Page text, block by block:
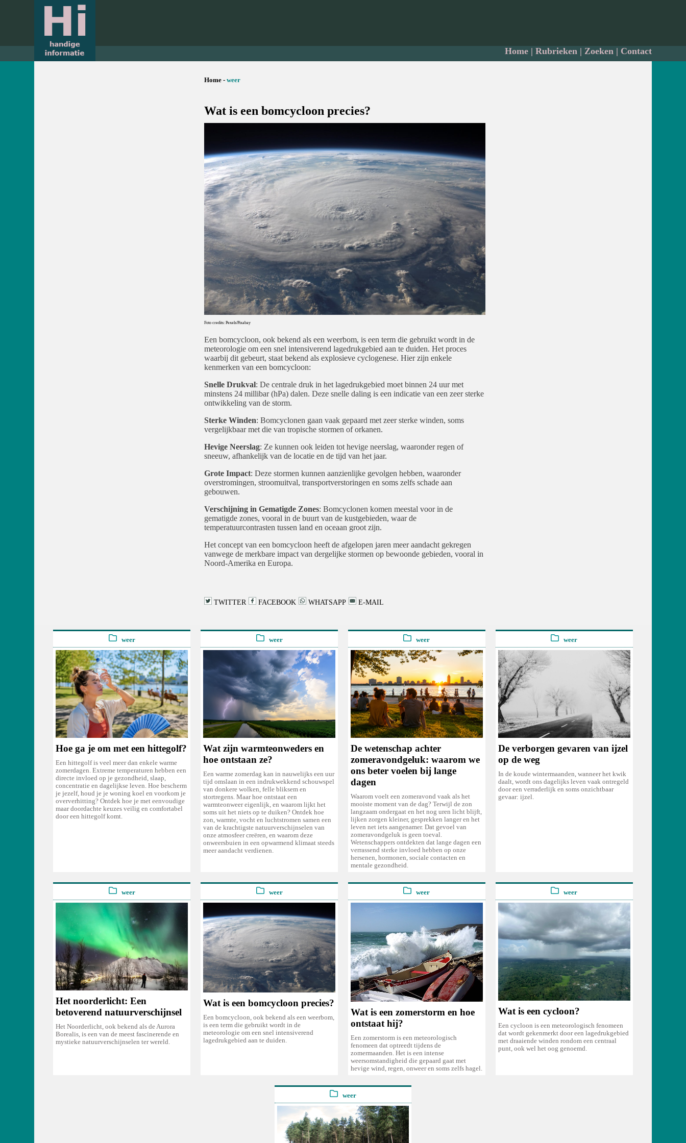
Home| Rubrieken| Zoeken| Contact
Home - weer
Wat is een bomcycloon precies?
Foto credits: Pexels/Pixabay
Een bomcycloon, ook bekend als een weerbom, is een term die gebruikt wordt in de
meteorologie om een snel intensiverend lagedrukgebied aan te duiden. Het proces
waarbij dit gebeurt, staat bekend als explosieve cyclogenese. Hier zijn enkele
kenmerken van een bomcycloon:
Snelle Drukval: De centrale druk in het lagedrukgebied moet binnen 24 uur met
minstens 24 millibar (hPa) dalen. Deze snelle daling is een indicatie van een zeer sterke
ontwikkeling van de storm.
Sterke Winden: Bomcyclonen gaan vaak gepaard met zeer sterke winden, soms
vergelijkbaar met die van tropische stormen of orkanen.
Hevige Neerslag: Ze kunnen ook leiden tot hevige neerslag, waaronder regen of
sneeuw, afhankelijk van de locatie en de tijd van het jaar.
Grote Impact: Deze stormen kunnen aanzienlijke gevolgen hebben, waaronder
overstromingen, stroomuitval, transportverstoringen en soms zelfs schade aan
gebouwen.
Verschijning in Gematigde Zones: Bomcyclonen komen meestal voor in de
gematigde zones, vooral in de buurt van de kustgebieden, waar de
temperatuurcontrasten tussen land en oceaan groot zijn.
Het concept van een bomcycloon heeft de afgelopen jaren meer aandacht gekregen
vanwege de merkbare impact van dergelijke stormen op bewoonde gebieden, vooral in
Noord-Amerika en Europa.
TWITTER FACEBOOK WHATSAPP E-MAIL
weer
Hoe ga je om met een hittegolf?
Een hittegolf is veel meer dan enkele warme
zomerdagen. Extreme temperaturen hebben een
directe invloed op je gezondheid, slaap,
concentratie en dagelijkse leven. Hoe bescherm
je jezelf, houd je je woning koel en voorkom je
oververhitting? Ontdek hoe je met eenvoudige
maar doordachte keuzes veilig en comfortabel
door een hittegolf komt.
weer
Wat zijn warmteonweders en
hoe ontstaan ze?
Een warme zomerdag kan in nauwelijks een uur
tijd omslaan in een indrukwekkend schouwspel
van donkere wolken, felle bliksem en
stortregens. Maar hoe ontstaat een
warmteonweer eigenlijk, en waarom lijkt het
soms uit het niets op te duiken? Ontdek hoe
zon, warmte, vocht en luchtstromen samen een
van de krachtigste natuurverschijnselen van
onze atmosfeer creëren, en waarom deze
onweersbuien in een opwarmend klimaat steeds
meer aandacht verdienen.
weer
De wetenschap achter
zomeravondgeluk: waarom we
ons beter voelen bij lange
dagen
Waarom voelt een zomeravond vaak als het
mooiste moment van de dag? Terwijl de zon
langzaam ondergaat en het nog uren licht blijft,
lijken zorgen kleiner, gesprekken langer en het
leven net iets aangenamer. Dat gevoel van
zomeravondgeluk is geen toeval.
Wetenschappers ontdekten dat lange dagen een
verrassend sterke invloed hebben op onze
hersenen, hormonen, sociale contacten en
mentale gezondheid.
weer
De verborgen gevaren van ijzel
op de weg
In de koude wintermaanden, wanneer het kwik
daalt, wordt ons dagelijks leven vaak ontregeld
door een verraderlijk en soms onzichtbaar
gevaar: ijzel.
weer
Het noorderlicht: Een
betoverend natuurverschijnsel
Het Noorderlicht, ook bekend als de Aurora
Borealis, is een van de meest fascinerende en
mystieke natuurverschijnselen ter wereld.
weer
Wat is een bomcycloon precies?
Een bomcycloon, ook bekend als een weerbom,
is een term die gebruikt wordt in de
meteorologie om een snel intensiverend
lagedrukgebied aan te duiden.
weer
Wat is een zomerstorm en hoe
ontstaat hij?
Een zomerstorm is een meteorologisch
fenomeen dat optreedt tijdens de
zomermaanden. Het is een intense
weersomstandigheid die gepaard gaat met
hevige wind, regen, onweer en soms zelfs hagel.
weer
Wat is een cycloon?
Een cycloon is een meteorologisch fenomeen
dat wordt gekenmerkt door een lagedrukgebied
met draaiende winden rondom een centraal
punt, ook wel het oog genoemd.
weer